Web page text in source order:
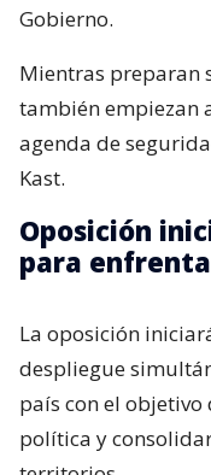
Gobierno.
Mientras preparan
también empiezan
agenda de
Kast.
Oposición
para
La oposición
despliegue
país con el
política y